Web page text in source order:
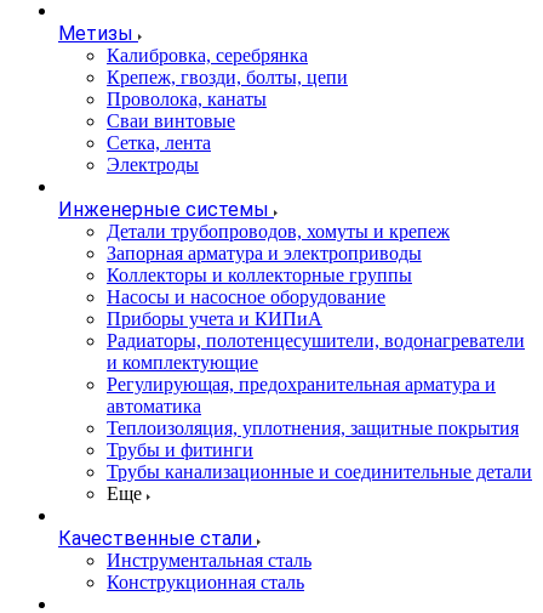
Метизы
Калибровка, серебрянка
Крепеж, гвозди, болты, цепи
Проволока, канаты
Сваи винтовые
Сетка, лента
Электроды
Инженерные системы
Детали трубопроводов, хомуты и крепеж
Запорная арматура и электроприводы
Коллекторы и коллекторные группы
Насосы и насосное оборудование
Приборы учета и КИПиА
Радиаторы, полотенцесушители, водонагреватели
и комплектующие
Регулирующая, предохранительная арматура и
автоматика
Теплоизоляция, уплотнения, защитные покрытия
Трубы и фитинги
Трубы канализационные и соединительные детали
Еще
Качественные стали
Инструментальная сталь
Конструкционная сталь